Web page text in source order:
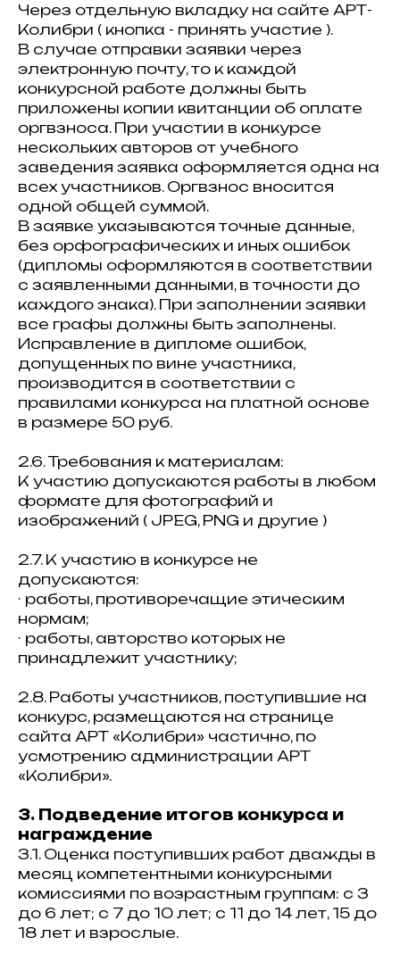
Через отдельную вкладку на сайте АРТ-
Колибри ( кнопка - принять участие ).
В случае отправки заявки через
электронную почту, то к каждой
конкурсной работе должны быть
приложены копии квитанции об оплате
оргвзноса. При участии в конкурсе
нескольких авторов от учебного
заведения заявка оформляется одна на
всех участников. Оргвзнос вносится
одной общей суммой.
В заявке указываются точные данные,
без орфографических и иных ошибок
(дипломы оформляются в соответствии
с заявленными данными, в точности до
каждого знака). При заполнении заявки
все графы должны быть заполнены.
Исправление в дипломе ошибок,
допущенных по вине участника,
производится в соответствии с
правилами конкурса на платной основе
в размере 50 руб.
2.6. Требования к материалам:
К участию допускаются работы в любом
формате для фотографий и
изображений ( JPEG, PNG и другие )
2.7. К участию в конкурсе не
допускаются:
· работы, противоречащие этическим
нормам;
· работы, авторство которых не
принадлежит участнику;
2.8. Работы участников, поступившие на
конкурс, размещаются на странице
сайта АРТ «Колибри» частично, по
усмотрению администрации АРТ
«Колибри».
3. Подведение итогов конкурса и
награждение
3.1. Оценка поступивших работ дважды в
месяц компетентными конкурсными
комиссиями по возрастным группам: с 3
до 6 лет; с 7 до 10 лет; с 11 до 14 лет, 15 до
18 лет и взрослые.